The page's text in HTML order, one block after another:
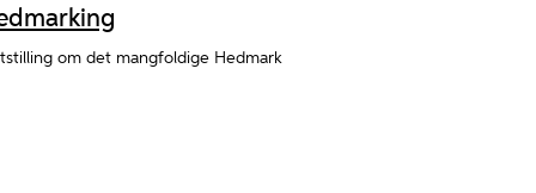
om det mangfoldige Hedmark